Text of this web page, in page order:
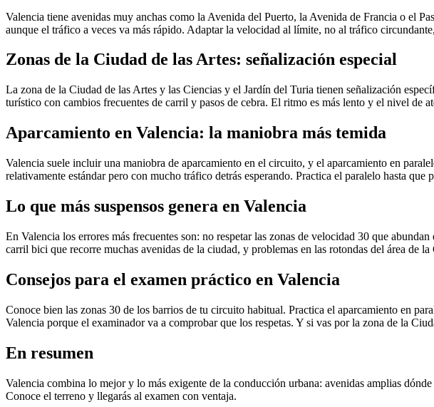
Valencia tiene avenidas muy anchas como la Avenida del Puerto, la Avenida de Francia o el
aunque el tráfico a veces va más rápido. Adaptar la velocidad al límite, no al tráfico
Zonas de la Ciudad de las Artes: señalización especial
La zona de la Ciudad de las Artes y las Ciencias y el Jardín del Turia tienen señalización
turístico con cambios frecuentes de carril y pasos de cebra. El ritmo es más lento y el nivel de
Aparcamiento en Valencia: la maniobra más temida
Valencia suele incluir una maniobra de aparcamiento en el circuito, y el aparcamiento en
relativamente estándar pero con mucho tráfico detrás esperando. Practica el paralelo hasta
Lo que más suspensos genera en Valencia
En Valencia los errores más frecuentes son: no respetar las zonas de velocidad 30 que
carril bici que recorre muchas avenidas de la ciudad, y problemas en las rotondas del área de
Consejos para el examen práctico en Valencia
Conoce bien las zonas 30 de los barrios de tu circuito habitual. Practica el aparcamiento en
Valencia porque el examinador va a comprobar que los respetas. Y si vas por la zona de la
En resumen
Valencia combina lo mejor y lo más exigente de la conducción urbana: avenidas amplias
Conoce el terreno y llegarás al examen con ventaja.